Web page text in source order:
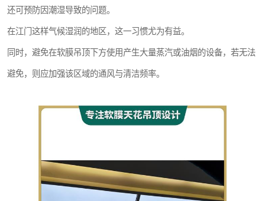
还可预防因潮湿导致的问题。
在江门这样气候湿润的地区，这一习惯尤为有益。
同时，避免在软膜吊顶下方使用产生大量蒸汽或油烟的设备，若无法
避免，则应加强该区域的通风与清洁频率。